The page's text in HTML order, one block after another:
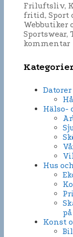
Kategorier
Friluftsliv,
fritid, Sport
Webbutiker
Sportswear,
kommentar
Datorer
Hälso-
Hus
Konst